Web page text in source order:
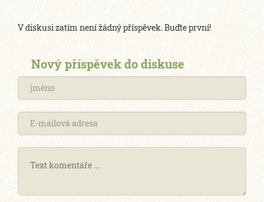
V diskusi zatím není žádný příspěvek. Buďte první!
Nový příspěvek do diskuse